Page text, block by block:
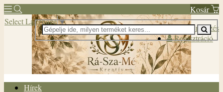
Kosár
Bejelentkezés
Regisztráció
Select Language▼
Hírek